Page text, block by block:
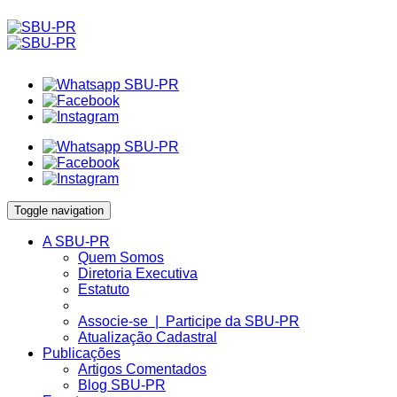
Toggle navigation
A SBU-PR
Quem Somos
Diretoria Executiva
Estatuto
Associe-se | Participe da SBU-PR
Atualização Cadastral
Publicações
Artigos Comentados
Blog SBU-PR